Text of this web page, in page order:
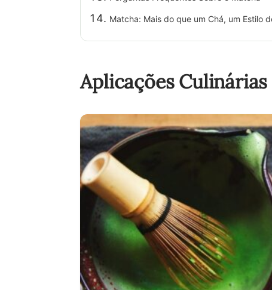
Matcha: Mais do que um Chá, um Estilo
Aplicações